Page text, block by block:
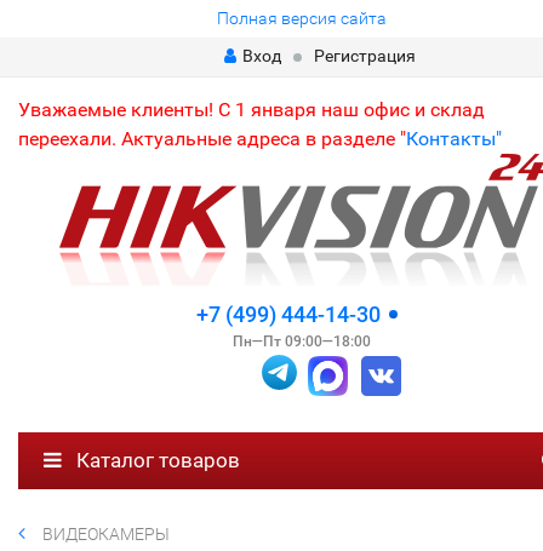
Полная версия сайта
Вход
Регистрация
Уважаемые клиенты! С 1 января наш офис и склад
переехали. Актуальные адреса в разделе "Контакты"
+7 (499) 444-14-30
Пн—Пт 09:00—18:00
Каталог товаров
ВИДЕОКАМЕРЫ